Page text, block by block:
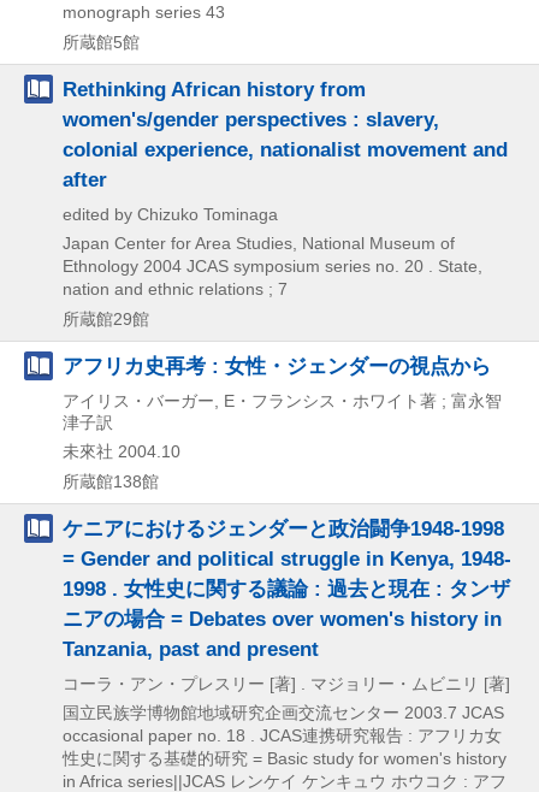
monograph series 43
所蔵館5館
Rethinking African history from
women's/gender perspectives : slavery,
colonial experience, nationalist movement and
after
edited by Chizuko Tominaga
Japan Center for Area Studies, National Museum of
Ethnology 2004 JCAS symposium series no. 20 . State,
nation and ethnic relations ; 7
所蔵館29館
アフリカ史再考 : 女性・ジェンダーの視点から
アイリス・バーガー, E・フランシス・ホワイト著 ; 富永智
津子訳
未來社 2004.10
所蔵館138館
ケニアにおけるジェンダーと政治闘争1948-1998
= Gender and political struggle in Kenya, 1948-
1998 . 女性史に関する議論 : 過去と現在 : タンザ
ニアの場合 = Debates over women's history in
Tanzania, past and present
コーラ・アン・プレスリー [著] . マジョリー・ムビニリ [著]
国立民族学博物館地域研究企画交流センター 2003.7 JCAS
occasional paper no. 18 . JCAS連携研究報告 : アフリカ女
性史に関する基礎的研究 = Basic study for women's history
in Africa series||JCAS レンケイ ケンキュウ ホウコク : アフ